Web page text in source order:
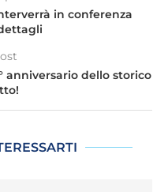
in conferenza
anniversario dello storico